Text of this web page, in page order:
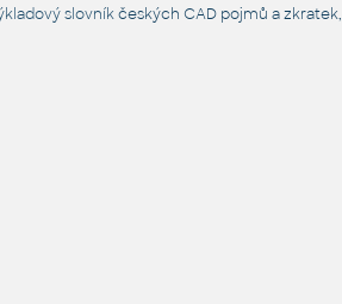
slovníkčeských CAD pojmů a zkratek,